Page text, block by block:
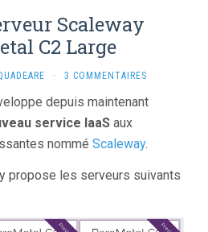
Scaleway
C2 Large
· 3 COMMENTAIRES
depuis maintenant
service IaaS aux
nommé Scaleway.
propose les serveurs suivants